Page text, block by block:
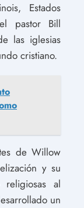
Estados
pastor Bill
las iglesias
cristiano.
de Willow
y su
al
un